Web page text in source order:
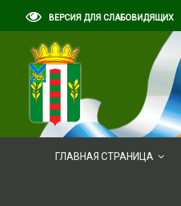
ВЕРСИЯ ДЛЯ СЛАБОВИДЯЩИХ
ГЛАВНАЯ СТРАНИЦА